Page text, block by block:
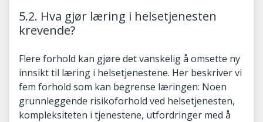
5.2. Hva gjør læring i helsetjenesten
krevende?
Flere forhold kan gjøre det vanskelig å omsette ny
innsikt til læring i helsetjenestene. Her beskriver vi
fem forhold som kan begrense læringen: Noen
grunnleggende risikoforhold ved helsetjenesten,
kompleksiteten i tjenestene, utfordringer med å